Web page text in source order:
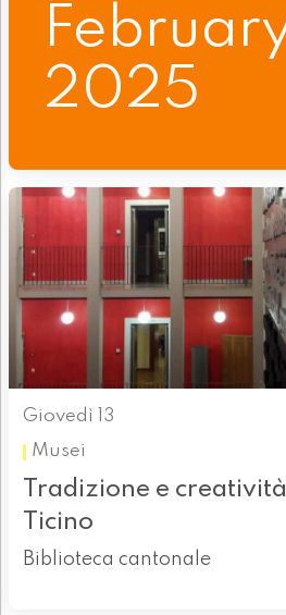
2025
Giovedì 13
Musei
Tradizione e
Ticino
Biblioteca cantonale